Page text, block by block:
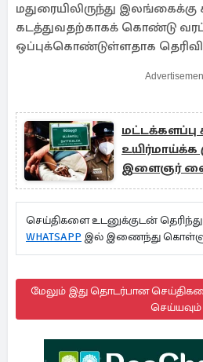
மதுரையிலிருந்து
கடத்துவதற்காகக் கொண்டு
ஒப்புக்கொண்டுள்ளதாக
உயிர்மாய்க்க
இளைஞர்
செய்திகளை உடனுக்குடன்
WHATSAPP இல் இணைந்து
மேலும் இது தொடர்பான
செய்யவும்